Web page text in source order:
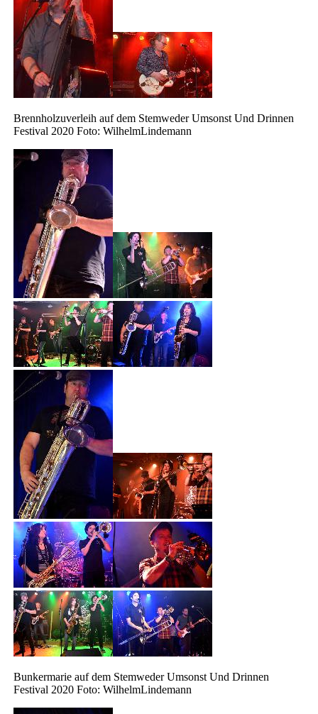
Brennholzuverleih auf dem Stemweder Umsonst Und Drinnen
Festival 2020 Foto: WilhelmLindemann
Bunkermarie auf dem Stemweder Umsonst Und Drinnen
Festival 2020 Foto: WilhelmLindemann